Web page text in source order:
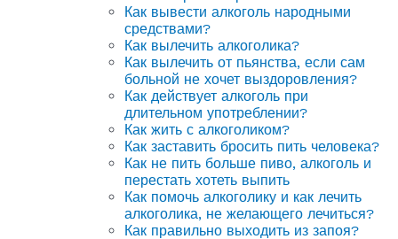
Как вывести алкоголь народными
средствами?
Как вылечить алкоголика?
Как вылечить от пьянства, если сам
больной не хочет выздоровления?
Как действует алкоголь при
длительном употреблении?
Как жить с алкоголиком?
Как заставить бросить пить человека?
Как не пить больше пиво, алкоголь и
перестать хотеть выпить
Как помочь алкоголику и как лечить
алкоголика, не желающего лечиться?
Как правильно выходить из запоя?